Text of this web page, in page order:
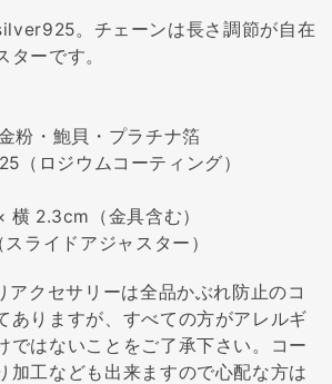
。チェーンは長さ調節が自在
ーです。
粉・鮑貝・プラチナ箔
（ロジウムコーティング）
2.3cm（金具含む）
ライドアジャスター）
アクセサリーは全品かぶれ防止のコ
ありますが、すべての方がアレルギ
ではないことをご了承下さい。コー
加工なども出来ますので心配な方は